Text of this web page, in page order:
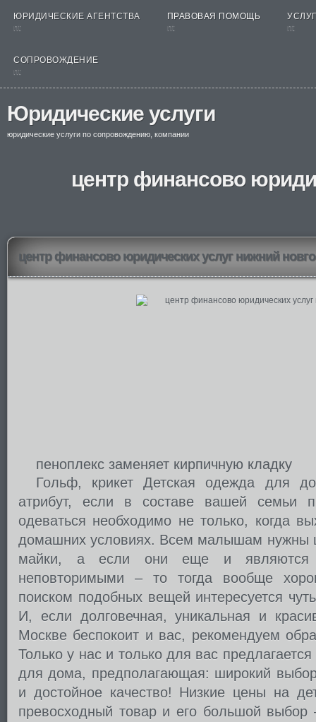
ЮРИДИЧЕСКИЕ АГЕНТСТВА
nt
ПРАВОВАЯ ПОМОЩЬ
nt
nt
СОПРОВОЖДЕНИЕ
nt
Юридические услуги
юридические услуги по сопровождению, компании
центр финансово
центр финансово юридических услуг нижний
пеноплекс заменяет кирпичную кладку
Гольф, крикет Детская одежда для
атрибут, если в составе вашей семьи
одеваться необходимо не только, когда
домашних условиях. Всем малышам нужны
майки, а если они еще и являются
неповторимыми – то тогда вообще
поиском подобных вещей интересуется
И, если долговечная, уникальная и
Москве беспокоит и вас, рекомендуем
Только у нас и только для вас
для дома, предполагающая: широкий
и достойное качество! Низкие цены на
превосходный товар и его большой выбор